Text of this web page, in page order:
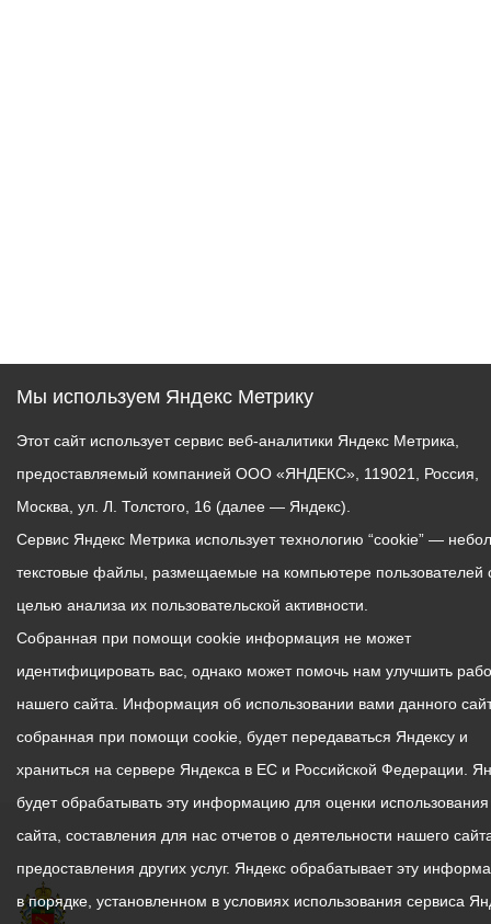
Мы используем Яндекс Метрику
Этот сайт использует сервис веб-аналитики Яндекс Метрика,
предоставляемый компанией ООО «ЯНДЕКС», 119021, Россия,
Москва, ул. Л. Толстого, 16 (далее — Яндекс).
Сервис Яндекс Метрика использует технологию “cookie” —
текстовые файлы, размещаемые на компьютере пользователей
целью анализа их пользовательской активности.
Собранная при помощи cookie информация не может
идентифицировать вас, однако может помочь нам улучшить
нашего сайта. Информация об использовании вами данного
собранная при помощи cookie, будет передаваться Яндексу и
храниться на сервере Яндекса в ЕС и Российской Федерации.
будет обрабатывать эту информацию для оценки
сайта, составления для нас отчетов о деятельности нашего
предоставления других услуг. Яндекс обрабатывает эту
в порядке, установленном в условиях использования сервиса